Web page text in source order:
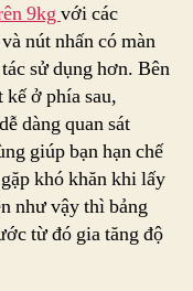
9kgvới các
nút nhấn có màn
sử dụng hơn. Bên
ở phía sau,
dàng quan sát
giúp bạn hạn chế
khó khăn khi lấy
như vậy thì bảng
từ đó gia tăng độ